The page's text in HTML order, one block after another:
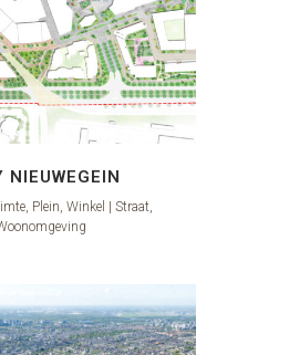
NIEUWEGEIN
Plein, Winkel | Straat,